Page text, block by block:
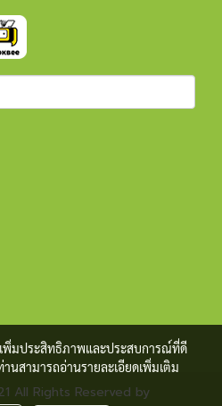
All Rights Reserved by
เพิ่มประสิทธิภาพและประสบการณ์ที่ดี
นสามารถอ่านรายละเอียดเพิ่มเติม